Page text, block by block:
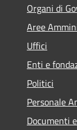
Organi di
Aree
Uffici
Enti e
Politici
Personale
Documenti